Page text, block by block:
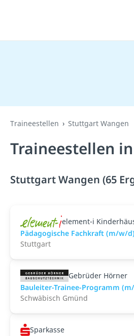
Traineestellen Stuttgart Wangen
Traineestellen
Stuttgart Wangen (65
element-i
Pädagogische Fachkraft (m/w/
Stuttgart
Gebrüder Hörner
Bauleiter-Trainee-Programm
Schwäbisch Gmünd
Sparkasse